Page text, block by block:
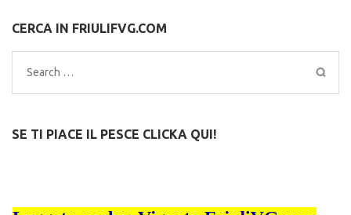
CERCA IN FRIULIFVG.COM
Search
for:
SE TI PIACE IL PESCE CLICKA QUI!